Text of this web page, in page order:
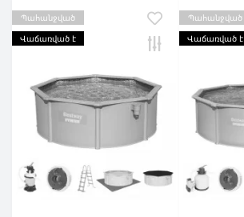
Պահանջված
Վաճառված է
Պահանջված
Վաճառված է